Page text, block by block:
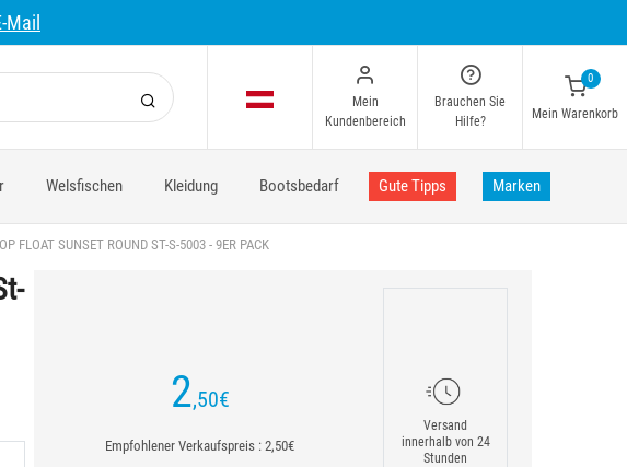
Mein
Kundenbereich
Brauchen Sie
Hilfe?
0
Mein Warenkorb
Welsfischen Kleidung Bootsbedarf Gute Tipps Marken
FLOAT SUNSET ROUND ST-S-5003 - 9ER PACK
2,50€
Empfohlener Verkaufspreis : 2,50€
Versand
innerhalb von 24
Stunden